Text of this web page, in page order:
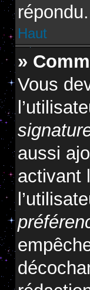
répondu.
Haut
»
Vous
aussi
activant